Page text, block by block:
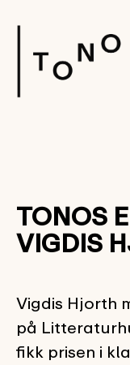
TONOS
VIGDIS
Vigdis Hjorth
på
fikk prisen i